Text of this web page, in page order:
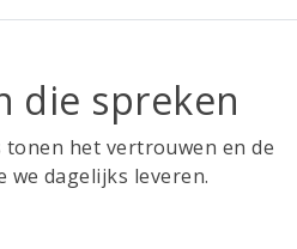
die spreken
tonen het vertrouwen en de
we dagelijks leveren.